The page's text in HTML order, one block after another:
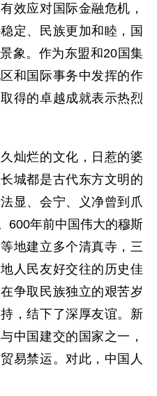
效应对国际金融危机，
定、民族更加和睦，国
象。作为东盟和20国集
和国际事务中发挥的作
得的卓越成就表示热烈
烂的文化，日惹的婆
城都是古代东方文明的
显、会宁、义净曾到爪
600年前中国伟大的穆斯
地建立多个清真寺，三
人民友好交往的历史佳
争取民族独立的艰苦岁
，结下了深厚友谊。新
中国建交的国家之一，
易禁运。对此，中国人